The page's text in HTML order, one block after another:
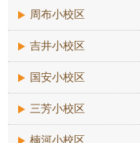
周布小校区
吉井小校区
国安小校区
三芳小校区
楠河小校区